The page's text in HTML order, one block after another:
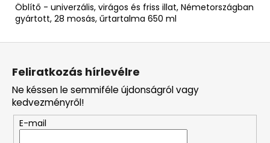
Öblítő - univerzális, virágos és friss illat, Németországban
gyártott, 28 mosás, űrtartalma 650 ml
L
Feliratkozás hírlevélre
Ne késsen le semmiféle újdonságról vagy
kedvezményről!
E-mail